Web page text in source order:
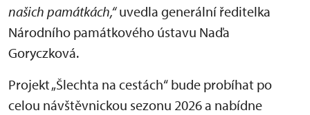
našich památkách,“uvedla generální ředitelka
Národního památkového ústavu Naďa
Goryczková.
Projekt „Šlechta na cestách“ bude probíhat po
celou návštěvnickou sezonu 2026 a nabídne